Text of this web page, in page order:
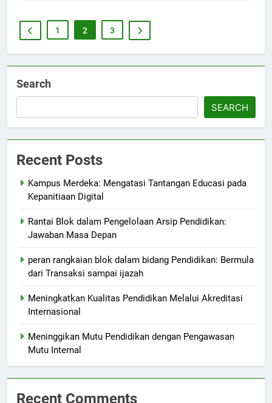
1 2 3
Search
SEARCH
Recent Posts
Kampus Merdeka: Mengatasi Tantangan Educasi pada
Kepanitiaan Digital
Rantai Blok dalam Pengelolaan Arsip Pendidikan:
Jawaban Masa Depan
peran rangkaian blok dalam bidang Pendidikan: Bermula
dari Transaksi sampai ijazah
Meningkatkan Kualitas Pendidikan Melalui Akreditasi
Internasional
Meninggikan Mutu Pendidikan dengan Pengawasan
Mutu Internal
Recent Comments